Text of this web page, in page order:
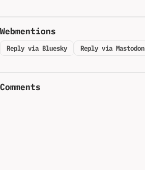
Webmentions
Reply via Bluesky Reply via Mastodon
Comments